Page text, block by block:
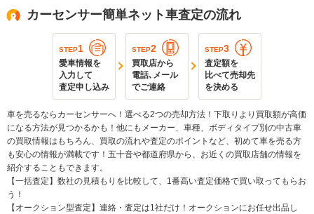
カーセンサー簡単ネット車査定の流れ
STEP1
愛車情報を
入力して
査定申し込み
STEP2
買取店から
電話､メール
でご連絡
STEP3
査定額を
比べて売却先
を決める
車を売るならカーセンサーへ！選べる2つの売却方法！下取りより買取額が高価
になる方法が見つかるかも！他にもメーカー、車種、ボディタイプ別の中古車
の買取情報はもちろん、買取の流れや査定のポイントなど、初めて車を売る方
も安心の情報が満載です！五十音や都道府県から、お近くの買取店舗の情報を
紹介することもできます。
【一括査定】数社の見積もりを比較して、1番高い査定価格で買い取ってもらお
う！
【オークション型査定】連絡・査定は1社だけ！オークションにお任せ出品し